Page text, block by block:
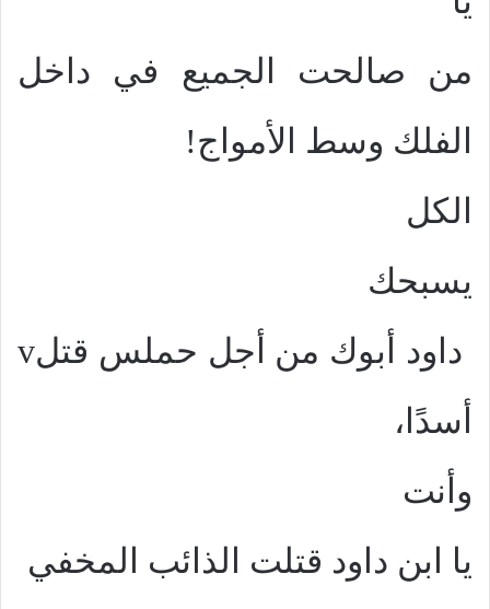
من صالحت الجميع في داخل
الفلك وسط الأمواج!
الكل
يسبحك
vداود أبوك من أجل حملس قتل
أسدًا،
وأنت
يا ابن داود قتلت الذائب المخفي